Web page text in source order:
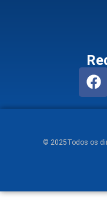
© 2025Todos os